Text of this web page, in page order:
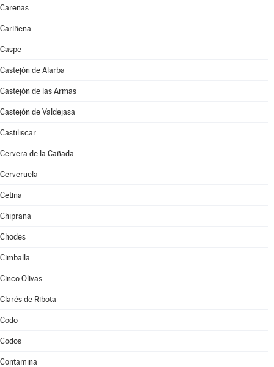
Carenas
Cariñena
Caspe
Castejón de Alarba
Castejón de las Armas
Castejón de Valdejasa
Castiliscar
Cervera de la Cañada
Cerveruela
Cetina
Chiprana
Chodes
Cimballa
Cinco Olivas
Clarés de Ribota
Codo
Codos
Contamina